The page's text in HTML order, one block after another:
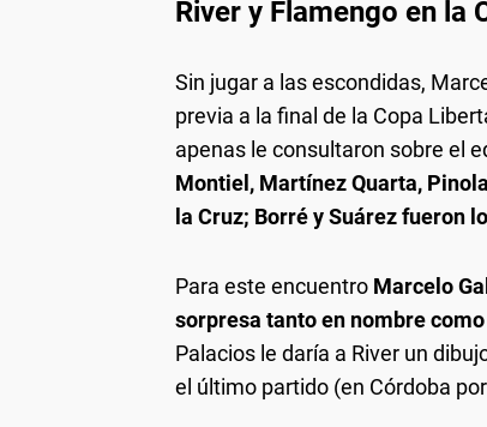
River y Flamengo en la
Sin jugar a las escondidas,
previa a la final de la Copa
apenas le consultaron sobre el
Montiel, Martínez Quarta,
la Cruz; Borré y Suárez fueron
Para este encuentro Marcelo
sorpresa tanto en nombre
Palacios le daría a River un
el último partido (en Córdoba